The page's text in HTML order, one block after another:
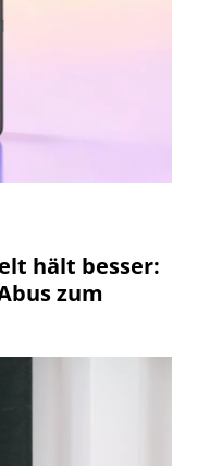
hält besser:
zum